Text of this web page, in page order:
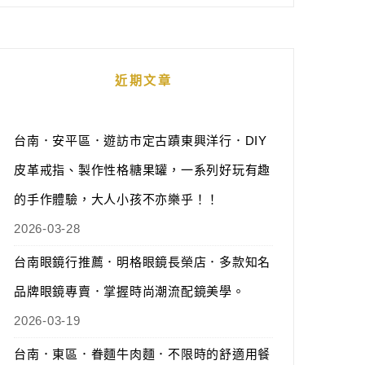
近期文章
台南．安平區．遊訪市定古蹟東興洋行．DIY
皮革戒指、製作性格糖果罐，一系列好玩有趣
的手作體驗，大人小孩不亦樂乎！！
2026-03-28
台南眼鏡行推薦．明格眼鏡長榮店．多款知名
品牌眼鏡專賣．掌握時尚潮流配鏡美學。
2026-03-19
台南．東區．眷麵牛肉麵．不限時的舒適用餐